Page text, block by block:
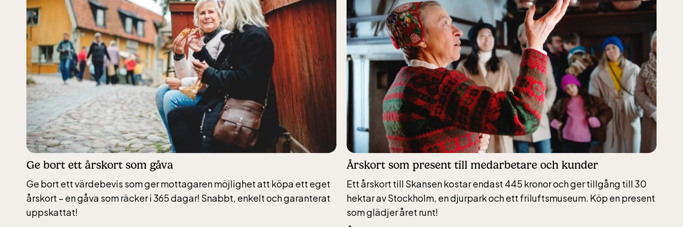
Butiken Logen – 10 % rabatt
Stockholms Glasbruk – 10 % rabatt
Rabatten gäller ej alkohol.
Ge bort ett årskort som gåva
Ge bort ett värdebevis som ger mottagaren möjlighet att köpa ett eget
årskort – en gåva som räcker i 365 dagar! Snabbt, enkelt och garanterat
uppskattat!
Årskort som present till medarbetare och kunder
Ett årskort till Skansen kostar endast 445 kronor och ger tillgång till 30
hektar av Stockholm, en djurpark och ett friluftsmuseum. Köp en present
som glädjer året runt!